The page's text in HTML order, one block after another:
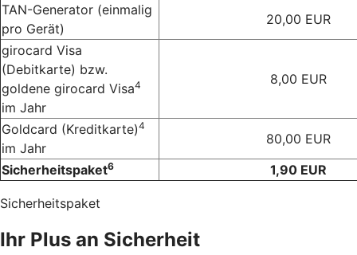
TAN-Generator (einmalig
pro Gerät)
20,00 EUR
girocard Visa
(Debitkarte) bzw.
goldene girocard Visa4
im Jahr
8,00 EUR
Goldcard (Kreditkarte)4
im Jahr
80,00 EUR
Sicherheitspaket6 1,90 EUR
Sicherheitspaket
Ihr Plus an Sicherheit